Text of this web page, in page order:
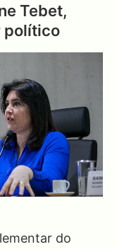
Tebet,
político
do